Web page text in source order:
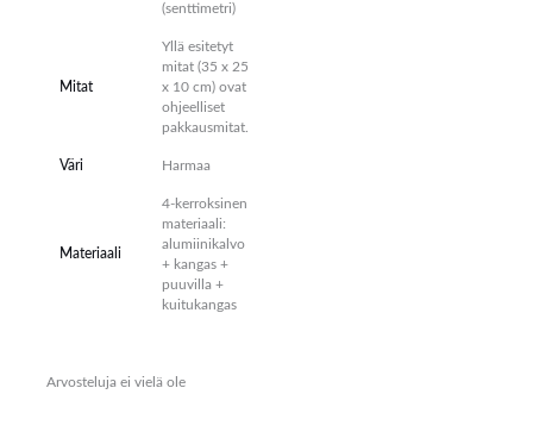
(senttimetri)
Mitat
Yllä esitetyt
mitat (35 x 25
x 10 cm) ovat
ohjeelliset
pakkausmitat.
Väri Harmaa
Materiaali
4-kerroksinen
materiaali:
alumiinikalvo
+ kangas +
puuvilla +
kuitukangas
Arvosteluja ei vielä ole